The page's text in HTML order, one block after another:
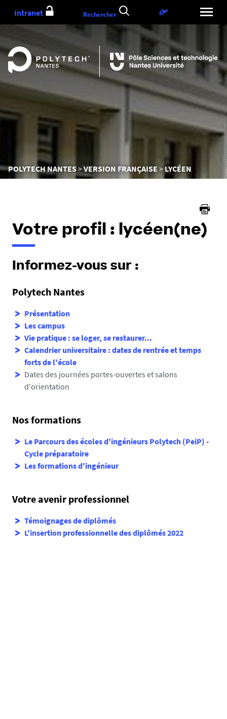
Aller
au
contenu
Vous
êtes
POLYTECH NANTES VERSION FRANÇAISE LYCÉEN
Intranet Rechercher
Choix
langue
fr
Votre profil : lycéen(ne)
Informez-vous sur :
Polytech Nantes
Présentation
Les campus
Vie pratique : se loger, se restaurer...
Calendrier universitaire : dates de rentrée et temps
forts de l'école
Dates des journées portes-ouvertes et salons
d'orientation
Nos formations
Le Parcours des écoles d'ingénieurs Polytech (PeiP) -
Cycle préparatoire
Les formations d'ingénieur
Votre avenir professionnel
Témoignages de diplômés
L'insertion professionnelle des diplômés 2022